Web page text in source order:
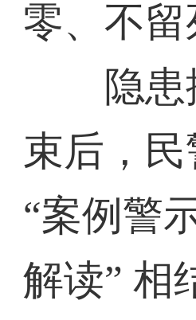
零、不留
隐患
束后，民
“案例警
解读” 相